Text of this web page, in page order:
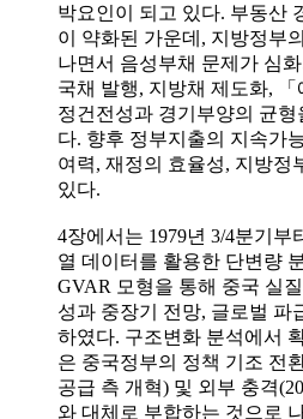
박요인이 되고 있다. 부동산
이 약화된 가운데, 지방정부
나면서 음성부채 문제가 심
국채 발행, 지방채 제도화,
정건전성과 경기부양의 균형
다. 향후 정부지출의 지속가
여력, 재정의 효율성, 지방정
있다.
4장에서는 1979년 3/4분기부
열 데이터를 활용한 단변량
GVAR 모형을 통해 중국 실
성과 중장기 전망, 글로벌 파
하였다. 구조변화 분석에서
은 중국정부의 정책 기조 전
공급 측 개혁) 및 외부 충격
와 대체로 부합하는 것으로